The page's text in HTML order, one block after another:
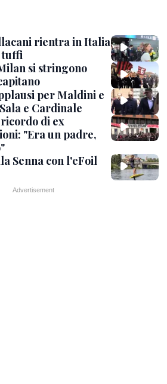
rientra in Italia
tuffi
si stringono
per Maldini e
e Cardinale
di ex
"Era un padre,
Senna con l'eFoil